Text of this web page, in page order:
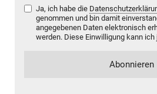
Ja, ich habe die
genommen und bin damit
angegebenen Daten elektronisch
werden. Diese Einwilligung kann